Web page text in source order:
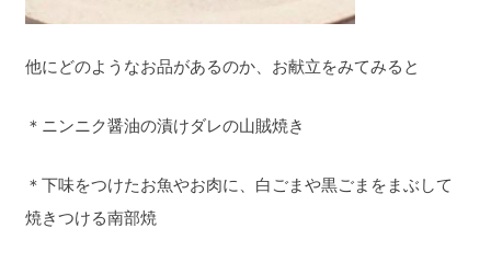
他にどのようなお品があるのか、お献立をみてみると
＊ニンニク醤油の漬けダレの山賊焼き
＊下味をつけたお魚やお肉に、白ごまや黒ごまをまぶして
焼きつける南部焼